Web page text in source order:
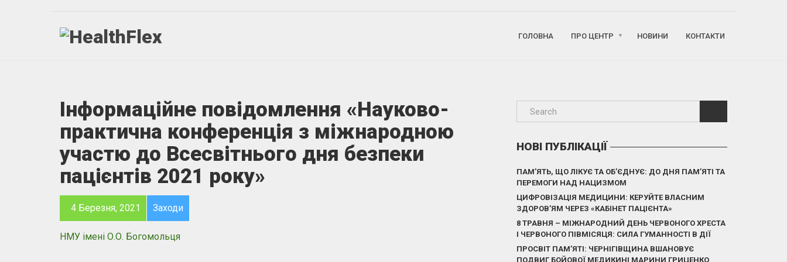
ГОЛОВНА ПРО ЦЕНТР НОВИНИ КОНТАКТИ
Інформаційне повідомлення «Науково-
практична конференція з міжнародною
участю до Всесвітнього дня безпеки
пацієнтів 2021 року»
4 Березня, 2021 Заходи
НМУ імені О.О. Богомольця
НОВІ ПУБЛІКАЦІЇ
ПАМ’ЯТЬ, ЩО ЛІКУЄ ТА ОБ’ЄДНУЄ: ДО ДНЯ ПАМ’ЯТІ ТА
ПЕРЕМОГИ НАД НАЦИЗМОМ
ЦИФРОВІЗАЦІЯ МЕДИЦИНИ: КЕРУЙТЕ ВЛАСНИМ
ЗДОРОВ’ЯМ ЧЕРЕЗ «КАБІНЕТ ПАЦІЄНТА»
8 ТРАВНЯ – МІЖНАРОДНИЙ ДЕНЬ ЧЕРВОНОГО ХРЕСТА
І ЧЕРВОНОГО ПІВМІСЯЦЯ: СИЛА ГУМАННОСТІ В ДІЇ
ПРОСВІТ ПАМ’ЯТІ: ЧЕРНІГІВЩИНА ВШАНОВУЄ
ПОДВИГ БОЙОВОЇ МЕДИКИНІ МАРИНИ ГРИЦЕНКО